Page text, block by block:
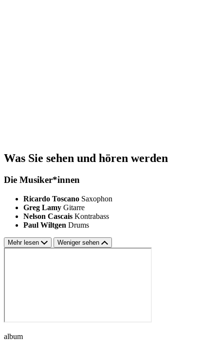
Was Sie sehen und hören werden
Die Musiker*innen
Ricardo Toscano Saxophon
Greg Lamy Gitarre
Nelson Cascais Kontrabass
Paul Wiltgen Drums
Mehr lesen Weniger sehen
album